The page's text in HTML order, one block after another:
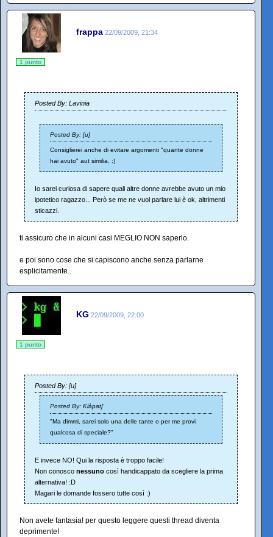
frappa 22/09/2009, 21:34
1 punto
Posted By: Lavinia
Posted By: [u]
Consiglierei anche di evitare argomenti "quante donne
hai avuto" aut similia. :)
Io sarei curiosa di sapere quali altre donne avrebbe avuto un mio
ipotetico ragazzo... Però se me ne vuol parlare lui è ok, altrimenti
sticazzi.
ti assicuro che in alcuni casi MEGLIO NON saperlo.
e poi sono cose che si capiscono anche senza parlarne
esplicitamente..
KG 22/09/2009, 22:00
1 punto
Posted By: [u]
Posted By: Klàpatʃ
"Ma dimmi, sarei solo una delle tante o per me provi
qualcosa di speciale?"
E invece NO! Qui la risposta è troppo facile!
Non conosco nessuno così handicappato da scegliere la prima
alternativa! :D
Magari le domande fossero tutte così :)
Non avete fantasia! per questo leggere questi thread diventa
deprimente!